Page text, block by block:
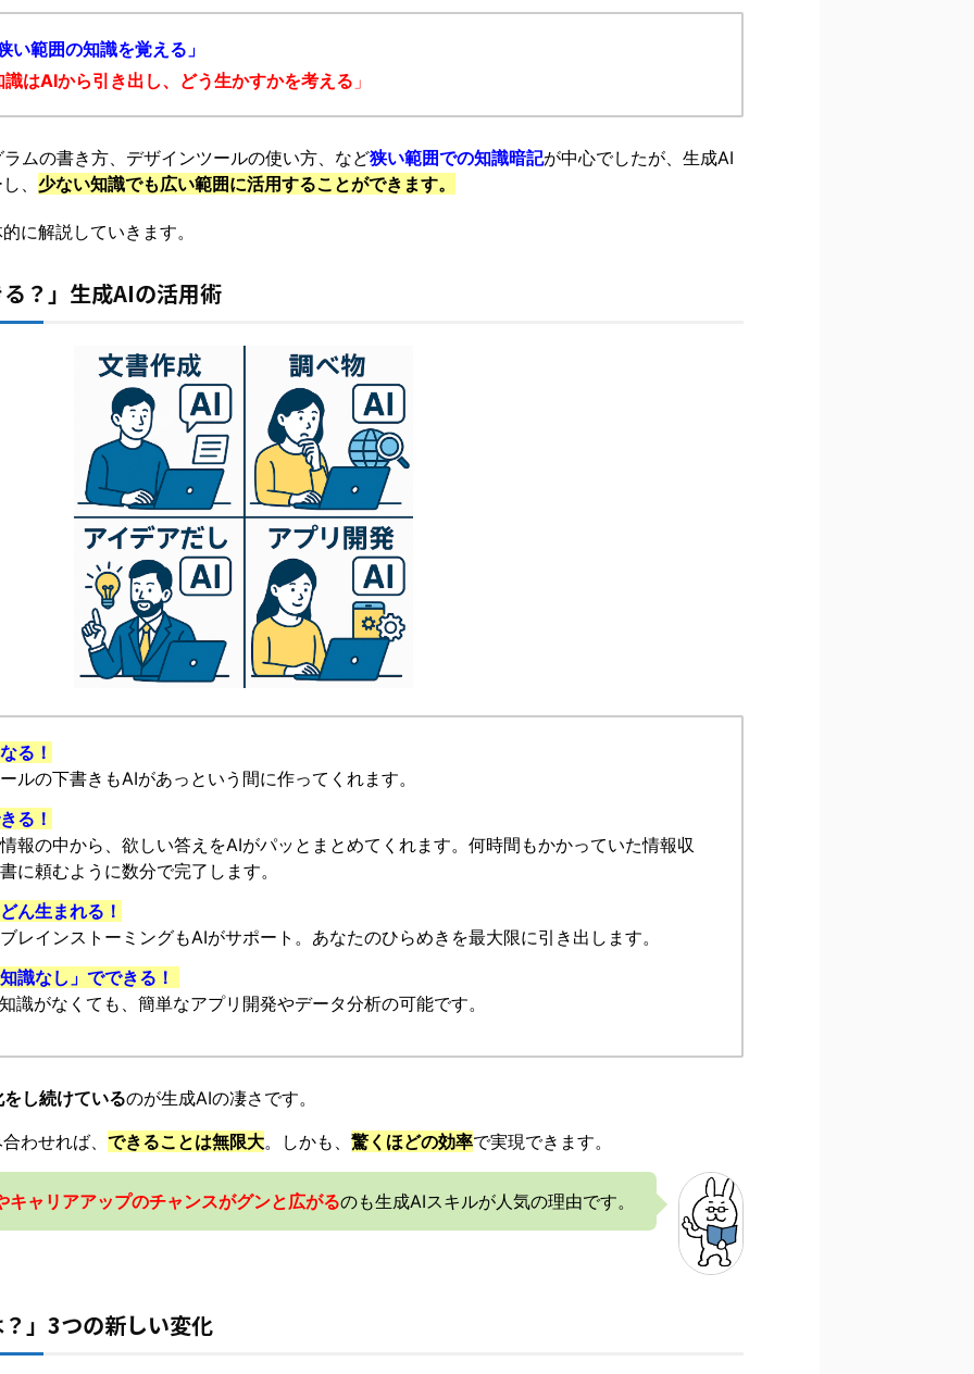
い範囲の知識を覚える」
識はAIから引き出し、どう生かすかを考える 」
ムの書き方、デザインツールの使い方、など狭い範囲での知識暗記が中心でしたが、生成AI
、 少ない知識でも広い範囲に活用することができます。
に解説していきます。
？」生成AIの活用術
る！
ルの下書きもAIがあっという間に作ってくれます。
る！
報の中から、欲しい答えをAIがパッとまとめてくれます。何時間もかかっていた情報収
に頼むように数分で完了します。
ん生まれる！
レインストーミングもAIがサポート。あなたのひらめきを最大限に引き出します。
識なし」でできる！
識がなくても、簡単なアプリ開発やデータ分析の可能です。
し続けているのが生成AIの凄さです。
わせれば、 できることは無限大。しかも、 驚くほどの効率で実現できます。
キャリアアップのチャンスがグンと広がるのも生成AIスキルが人気の理由です。
」3つの新しい変化